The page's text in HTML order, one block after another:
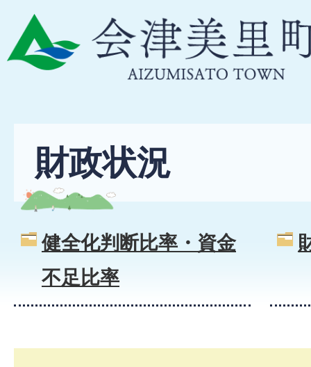
財政状況
健全化判断比率・資金
不足比率